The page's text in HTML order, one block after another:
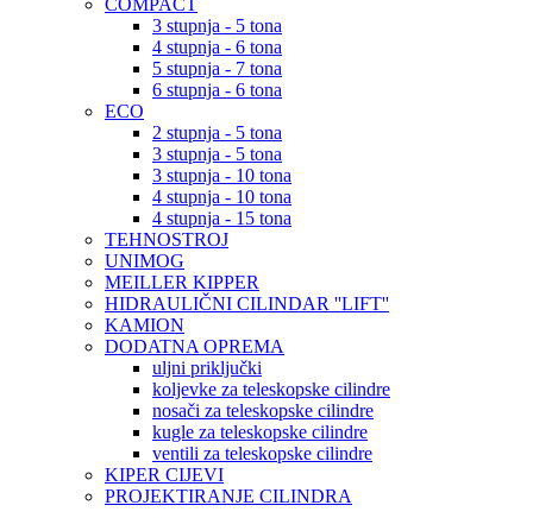
COMPACT
3 stupnja - 5 tona
4 stupnja - 6 tona
5 stupnja - 7 tona
6 stupnja - 6 tona
ECO
2 stupnja - 5 tona
3 stupnja - 5 tona
3 stupnja - 10 tona
4 stupnja - 10 tona
4 stupnja - 15 tona
TEHNOSTROJ
UNIMOG
MEILLER KIPPER
HIDRAULIČNI CILINDAR ''LIFT''
KAMION
DODATNA OPREMA
uljni priključki
koljevke za teleskopske cilindre
nosači za teleskopske cilindre
kugle za teleskopske cilindre
ventili za teleskopske cilindre
KIPER CIJEVI
PROJEKTIRANJE CILINDRA